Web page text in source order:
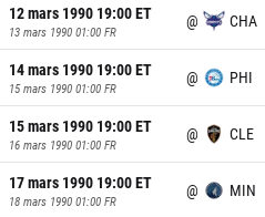
12 mars 1990 19:00ET
13 mars 1990 01:00 FR
@ CHA
14 mars 1990 19:00ET
15 mars 1990 01:00 FR
@ PHI
15 mars 1990 19:00ET
16 mars 1990 01:00 FR
@ CLE
17 mars 1990 19:00ET
18 mars 1990 01:00 FR
@ MIN